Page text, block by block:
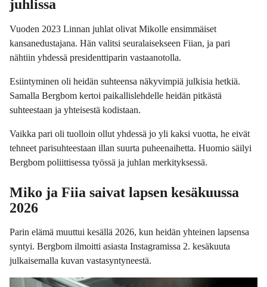
juhlissa
Vuoden 2023 Linnan juhlat olivat Mikolle ensimmäiset
kansanedustajana. Hän valitsi seuralaisekseen Fiian, ja pari
nähtiin yhdessä presidenttiparin vastaanotolla.
Esiintyminen oli heidän suhteensa näkyvimpiä julkisia hetkiä.
Samalla Bergbom kertoi paikallislehdelle heidän pitkästä
suhteestaan ja yhteisestä kodistaan.
Vaikka pari oli tuolloin ollut yhdessä jo yli kaksi vuotta, he eivät
tehneet parisuhteestaan illan suurta puheenaihetta. Huomio säilyi
Bergbom poliittisessa työssä ja juhlan merkityksessä.
Miko ja Fiia saivat lapsen kesäkuussa
2026
Parin elämä muuttui kesällä 2026, kun heidän yhteinen lapsensa
syntyi. Bergbom ilmoitti asiasta Instagramissa 2. kesäkuuta
julkaisemalla kuvan vastasyntyneestä.